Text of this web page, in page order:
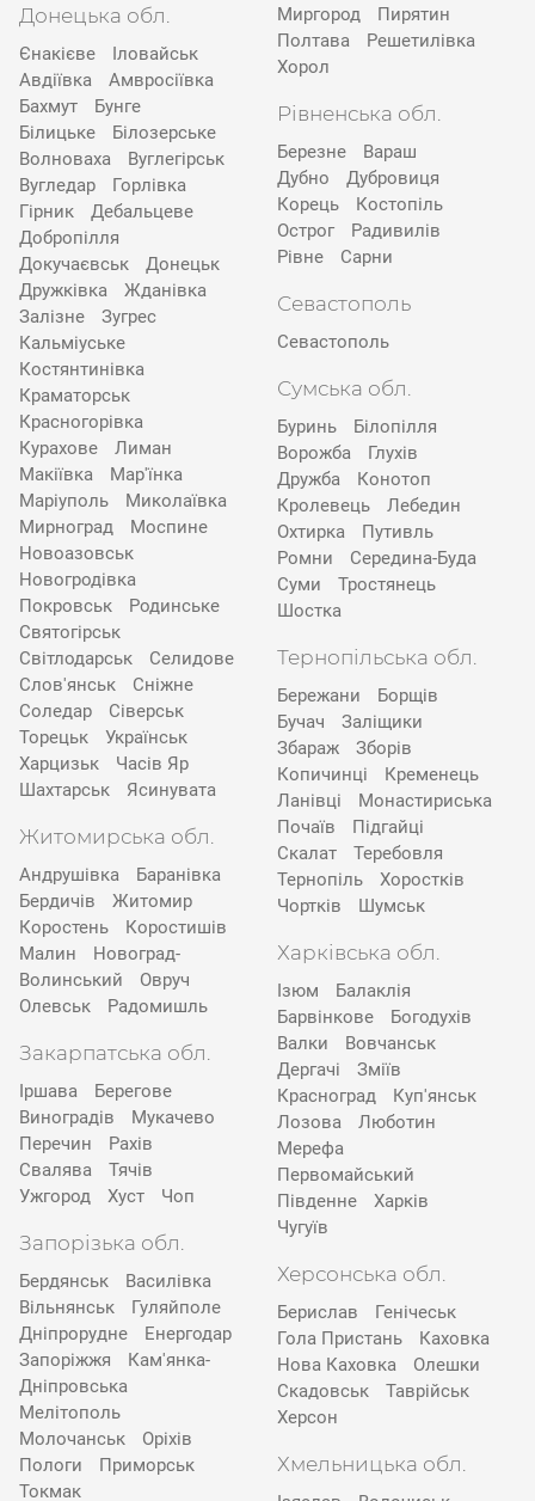
Донецька обл.
Єнакієве
Іловайськ
Авдіївка
Амвросіївка
Бахмут
Бунге
Білицьке
Білозерське
Волноваха
Вуглегірськ
Вугледар
Горлівка
Гірник
Дебальцеве
Добропілля
Докучаєвськ
Донецьк
Дружківка
Жданівка
Залізне
Зугрес
Кальміуське
Костянтинівка
Краматорськ
Красногорівка
Курахове
Лиман
Макіївка
Мар'їнка
Маріуполь
Миколаївка
Мирноград
Моспине
Новоазовськ
Новогродівка
Покровськ
Родинське
Святогірськ
Світлодарськ
Селидове
Слов'янськ
Сніжне
Соледар
Сіверськ
Торецьк
Українськ
Харцизьк
Часів Яр
Шахтарськ
Ясинувата
Житомирська обл.
Андрушівка
Баранівка
Бердичів
Житомир
Коростень
Коростишів
Малин
Новоград-
Волинський
Овруч
Олевськ
Радомишль
Закарпатська обл.
Іршава
Берегове
Виноградів
Мукачево
Перечин
Рахів
Свалява
Тячів
Ужгород
Хуст Чоп
Запорізька обл.
Бердянськ
Василівка
Вільнянськ
Гуляйполе
Дніпрорудне
Енергодар
Запоріжжя
Кам'янка-
Дніпровська
Мелітополь
Молочанськ
Оріхів
Пологи
Приморськ
Токмак
Миргород
Пирятин
Полтава
Решетилівка
Хорол
Рівненська обл.
Березне
Вараш
Дубно
Дубровиця
Корець
Костопіль
Острог
Радивилів
Рівне
Сарни
Севастополь
Севастополь
Сумська обл.
Буринь
Білопілля
Ворожба
Глухів
Дружба
Конотоп
Кролевець
Лебедин
Охтирка
Путивль
Ромни
Середина-Буда
Суми
Тростянець
Шостка
Тернопільська обл.
Бережани
Борщів
Бучач
Заліщики
Збараж
Зборів
Копичинці
Кременець
Ланівці
Монастириська
Почаїв
Підгайці
Скалат
Теребовля
Тернопіль
Хоростків
Чортків
Шумськ
Харківська обл.
Ізюм
Балаклія
Барвінкове
Богодухів
Валки
Вовчанськ
Дергачі
Зміїв
Красноград
Куп'янськ
Лозова
Люботин
Мерефа
Первомайський
Південне
Харків
Чугуїв
Херсонська обл.
Берислав
Генічеськ
Гола Пристань
Каховка
Нова Каховка
Олешки
Скадовськ
Таврійськ
Херсон
Хмельницька обл.